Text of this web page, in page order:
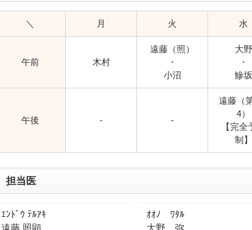
＼ 月 火 水
午前 木村
遠藤（照）
・
小沼
大野
・
鰺坂
午後 - -
遠藤（
4）
【完全
制】
担当医
ｴﾝﾄﾞｳ ﾃﾙｱｷ
遠藤 照顕
ｵｵﾉ ﾜﾀﾙ
大野 弥